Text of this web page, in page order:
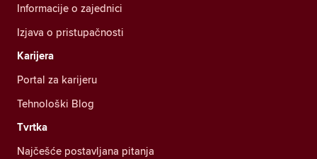
Informacije o zajednici
Izjava o pristupačnosti
Karijera
Portal za karijeru
Tehnološki Blog
Tvrtka
Najčešće postavljana pitanja